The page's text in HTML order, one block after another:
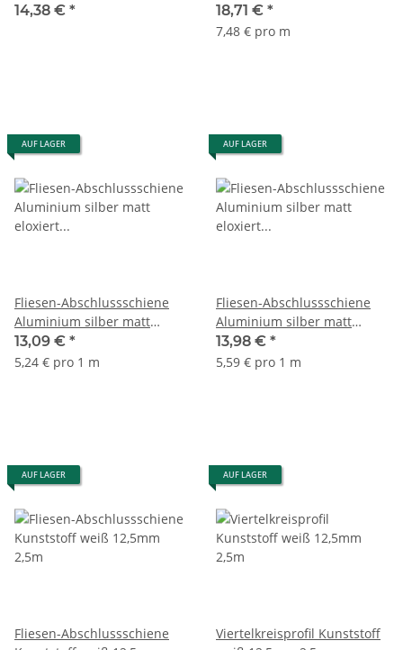
14,38 € *
18,71 € *
7,48 € pro m
AUF LAGER
Fliesen-Abschlussschiene
Aluminium silber matt
eloxiert 11mm 2,5m
13,09 € *
5,24 € pro 1 m
AUF LAGER
Fliesen-Abschlussschiene
Aluminium silber matt
eloxiert 12,5mm 2,5m
13,98 € *
5,59 € pro 1 m
AUF LAGER
Fliesen-Abschlussschiene
AUF LAGER
Viertelkreisprofil Kunststoff